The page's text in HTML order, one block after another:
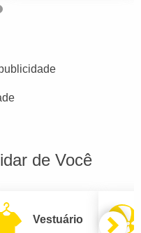
de Você
Vestuário